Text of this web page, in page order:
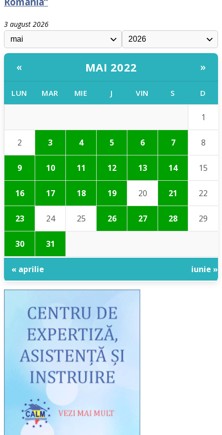
3 august 2026
« MAI 2022 »
LUN MAR MIE J VIN S D
1
2 3 4 5 6 7 8
9 10 11 12 13 14 15
16 17 18 19 20 21 22
23 24 25 26 27 28 29
30 31
« aprilie iunie »